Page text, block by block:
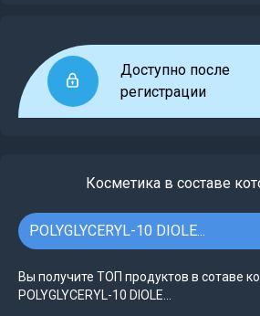
Доступно после
регистрации
Косметика в составе
POLYGLYCERYL-10 DIOLE...
Вы получите ТОП продуктов в сотаве
POLYGLYCERYL-10 DIOLE...